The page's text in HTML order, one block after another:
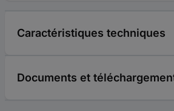
Caractéristiques techniques
Documents et